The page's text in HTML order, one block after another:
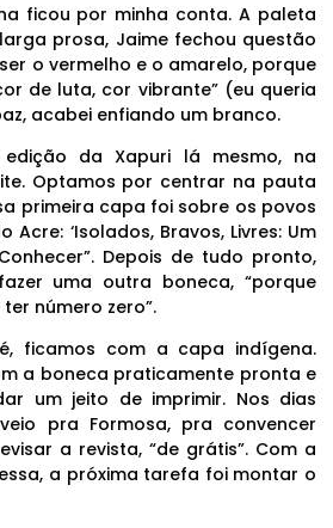
ficou por minha conta. A paleta
prosa, Jaime fechou questão
o vermelho e o amarelo, porque
de luta, cor vibrante” (eu queria
acabei enfiando um branco.
edição da Xapuri lá mesmo, na
Optamos por centrar na pauta
primeira capa foi sobre os povos
‘Isolados, Bravos, Livres: Um
Depois de tudo pronto,
uma outra boneca, “porque
número zero”.
ficamos com a capa indígena.
a boneca praticamente pronta e
um jeito de imprimir. Nos dias
pra Formosa, pra convencer
a revista, “de grátis”. Com a
a próxima tarefa foi montar o